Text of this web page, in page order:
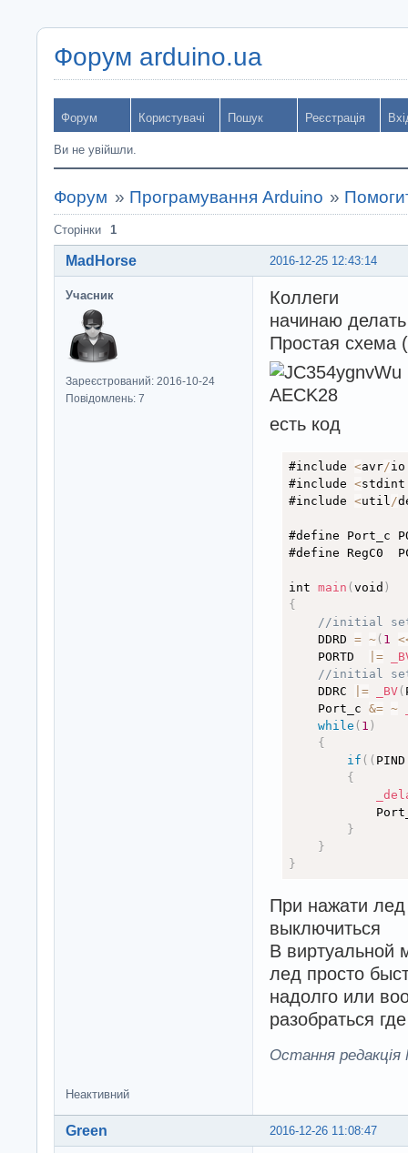
Форум arduino.ua
Форум Користувачі Пошук Реєстрація
Ви не увійшли.
Форум » Програмування Arduino »
Сторінки 1
2016-12-25 12:43:14
MadHorse
Учасник
Зареєстрований: 2016-10-24
Повідомлень: 7
Коллеги
начинаю
Простая схема
есть код
#include <avr/io
#include <stdint
#include <util/
#define Port_c
#define RegC0
int main ( void )
{
//initial
    DDRD
= ~( 1 <
    PORTD
=
//initial
    DDRC
= _BV(
    Port_c
&= ~
while ( 1 )
{
if ( (
{
}
}
}
При нажати
выключиться
В виртуальной
лед просто
надолго или
разобраться
Остання редакція
Неактивний
2016-12-26 11:08:47
Green